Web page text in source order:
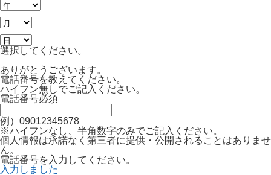
選択してください。
ありがとうございます。
電話番号を教えてください。
ハイフン無しでご記入ください。
電話番号必須
例）09012345678
※ハイフンなし、半角数字のみでご記入ください。
個人情報は承諾なく第三者に提供・公開されることはありませ
ん。
電話番号を入力してください。
入力しました